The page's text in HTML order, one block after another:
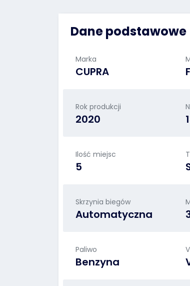
Dane podstawowe
Marka
CUPRA
Rok produkcji
2020
Ilość miejsc
5
Skrzynia biegów
Automatyczna
Paliwo
Benzyna